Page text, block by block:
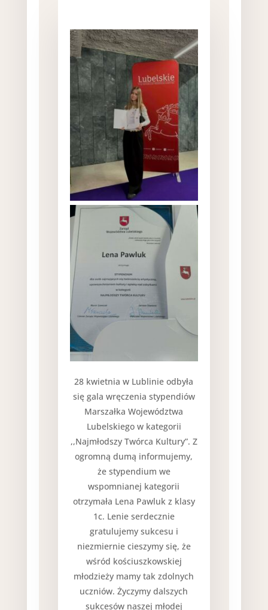
28 kwietnia w Lublinie odbyła
się gala wręczenia stypendiów
Marszałka Województwa
Lubelskiego w kategorii
,,Najmłodszy Twórca Kultury”. Z
ogromną dumą informujemy,
że stypendium we
wspomnianej kategorii
otrzymała Lena Pawluk z klasy
1c. Lenie serdecznie
gratulujemy sukcesu i
niezmiernie cieszymy się, że
wśród kościuszkowskiej
młodzieży mamy tak zdolnych
uczniów. Życzymy dalszych
sukcesów naszej młodej